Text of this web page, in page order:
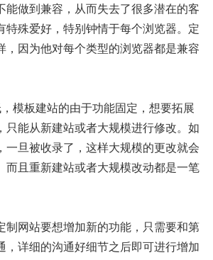
能做到兼容，从而失去了很多潜在的客
特殊爱好，特别钟情于每个浏览器。定
，因为他对每个类型的浏览器都是兼容
模板建站的由于功能固定，想要拓展
只能从新建站或者大规模进行修改。如
一旦被收录了，这样大规模的更改就会
而且重新建站或者大规模改动都是一笔
制网站要想增加新的功能，只需要和第
，详细的沟通好细节之后即可进行增加